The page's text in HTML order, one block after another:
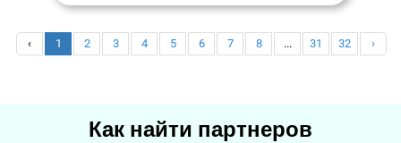
‹ 1 2 3 4 5 6 7 8 ... 31 32 ›
Как найти партнеров